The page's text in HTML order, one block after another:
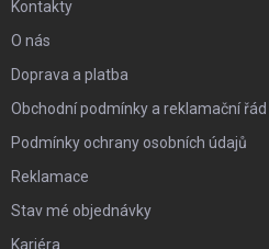
Kontakty
O nás
Doprava a platba
Obchodní podmínky a reklamační řád
Podmínky ochrany osobních údajů
Reklamace
Stav mé objednávky
Kariéra